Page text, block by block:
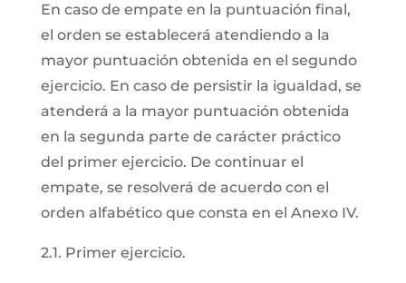
En caso de empate en la puntuación final,
el orden se establecerá atendiendo a la
mayor puntuación obtenida en el segundo
ejercicio. En caso de persistir la igualdad, se
atenderá a la mayor puntuación obtenida
en la segunda parte de carácter práctico
del primer ejercicio. De continuar el
empate, se resolverá de acuerdo con el
orden alfabético que consta en el Anexo IV.
2.1. Primer ejercicio.